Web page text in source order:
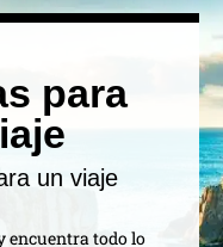
para
un viaje
encuentra todo lo